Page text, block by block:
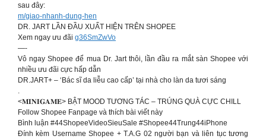
sau đây:
m/giao-nhanh-dung-hen
DR. JART LẦN ĐẦU XUẤT HIỆN TRÊN SHOPEE
Xem ngay ưu đãi g36SmZwVo
—-
Vô ngay Shopee để mua Dr. Jart thôi, lần đầu ra mắt sàn Shopee với
nhiều ưu đãi cực hấp dẫn
DR.JART+ – ‘Bác sĩ da liễu cao cấp’ tại nhà cho làn da tươi sáng
.
<𝐌𝐈𝐍𝐈𝐆𝐀𝐌𝐄> BẬT MOOD TƯƠNG TÁC – TRÚNG QUÀ CỰC CHILL
Follow Shopee Fanpage và thích bài viết này
Bình luận #44ShopeeVideoSieuSale #Shopee44Trung44iPhone
Đính kèm Username Shopee + T.A.G 02 người bạn và liên tục tương